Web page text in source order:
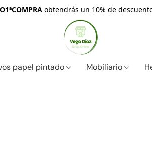
obtendrás un 10% de
papel pintado Mobiliario